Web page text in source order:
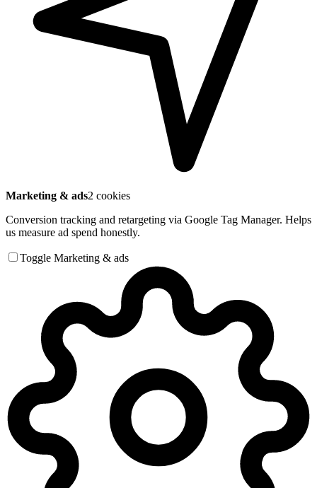
Marketing & ads2 cookies
Conversion tracking and retargeting via Google Tag Manager. Helps
us measure ad spend honestly.
Toggle Marketing & ads